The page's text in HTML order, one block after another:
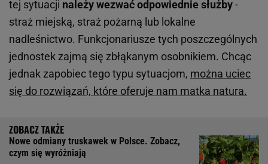
tej sytuacji należy wezwać odpowiednie służby-
straż miejską, straż pożarną lub lokalne
nadleśnictwo. Funkcjonariusze tych poszczególnych
jednostek zajmą się zbłąkanym osobnikiem. Chcąc
jednak zapobiec tego typu sytuacjom, można uciec
się do rozwiązań, które oferuje nam matka natura.
Nowe odmiany truskawek w Polsce. Zobacz,
czym się wyróżniają